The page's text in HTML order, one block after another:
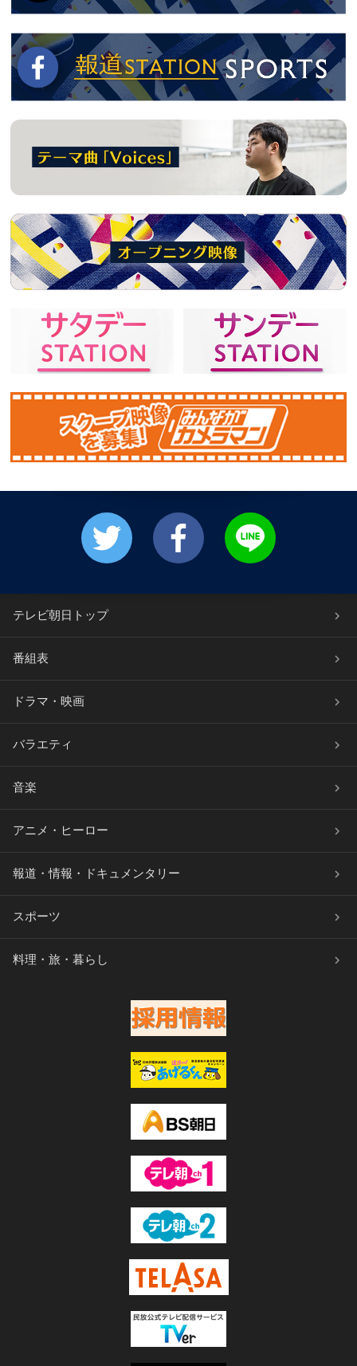
テレビ朝日トップ
番組表
ドラマ・映画
バラエティ
音楽
アニメ・ヒーロー
報道・情報・ドキュメンタリー
スポーツ
料理・旅・暮らし